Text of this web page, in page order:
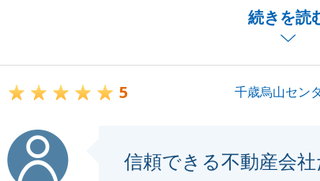
続きを読
応・ご協力のお陰でスムーズに進めることができ、
閉じる
5 千歳烏山セン
信頼できる不動産会